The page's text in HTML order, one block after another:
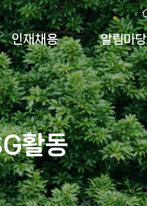
인재채용 알림마당
활동